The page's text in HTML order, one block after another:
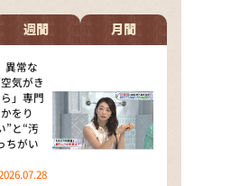
なんですけど・・・
着トークバラエティ！
ものいたって真剣です
イトスクープ
週間 月間
異常な
気がき
」専門
をり
”と“汚
ちがい